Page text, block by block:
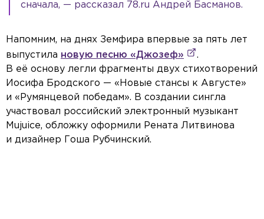
сначала, — рассказал 78.ru Андрей Басманов.
Напомним, на днях Земфира впервые за пять лет
выпустила новую песню «Джозеф»
.
В её основу легли фрагменты двух стихотворений
Иосифа Бродского — «Новые стансы к Августе»
и «Румянцевой победам». В создании сингла
участвовал российский электронный музыкант
Mujuice, обложку оформили Рената Литвинова
и дизайнер Гоша Рубчинский.